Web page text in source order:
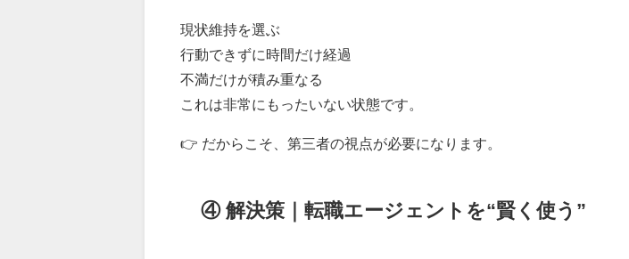
現状維持を選ぶ
行動できずに時間だけ経過
不満だけが積み重なる
これは非常にもったいない状態です。
👉 だからこそ、第三者の視点が必要になります。
④ 解決策｜転職エージェントを“賢く使う”